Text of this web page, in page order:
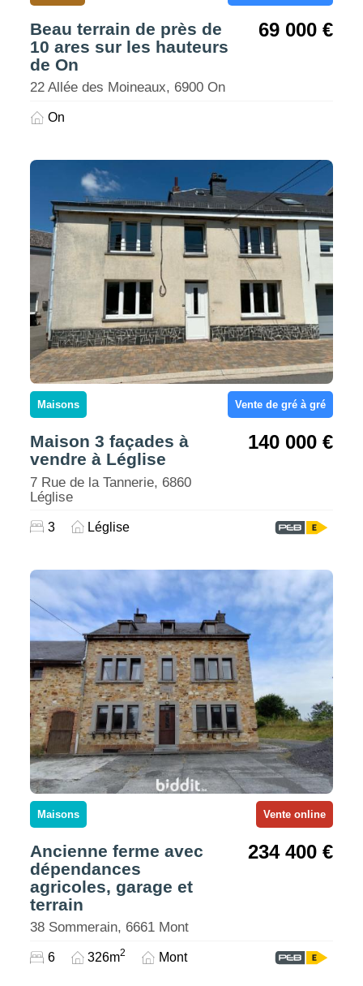
69 000 €
Beau terrain de près de
10 ares sur les hauteurs
de On
22 Allée des Moineaux, 6900 On
On
Maisons Vente de gré à gré
140 000 €
Maison 3 façades à
vendre à Léglise
7 Rue de la Tannerie, 6860
Léglise
3 Léglise
Maisons Vente online
234 400 €
Ancienne ferme avec
dépendances
agricoles, garage et
terrain
38 Sommerain, 6661 Mont
6 326m2 Mont